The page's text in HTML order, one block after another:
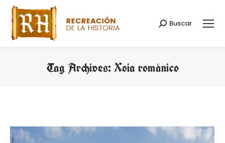
Search:
Buscar
Tag Archives:Xoia románico